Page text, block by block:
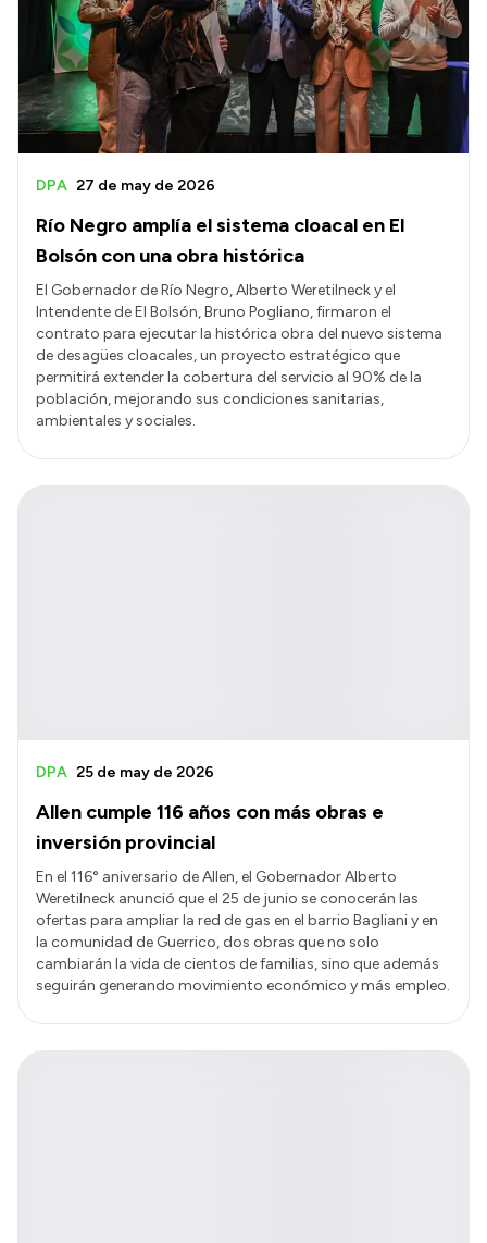
Río Negro amplía el sistema cloacal en El
Bolsón con una obra histórica
DPA 27 de may de 2026
El Gobernador de Río Negro, Alberto Weretilneck y el
Intendente de El Bolsón, Bruno Pogliano, firmaron el
contrato para ejecutar la histórica obra del nuevo sistema
de desagües cloacales, un proyecto estratégico que
permitirá extender la cobertura del servicio al 90% de la
población, mejorando sus condiciones sanitarias,
ambientales y sociales.
Allen cumple 116 años con más obras e
inversión provincial
DPA 25 de may de 2026
En el 116° aniversario de Allen, el Gobernador Alberto
Weretilneck anunció que el 25 de junio se conocerán las
ofertas para ampliar la red de gas en el barrio Bagliani y en
la comunidad de Guerrico, dos obras que no solo
cambiarán la vida de cientos de familias, sino que además
seguirán generando movimiento económico y más empleo.